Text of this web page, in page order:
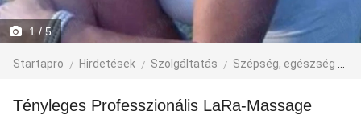
1 / 5
Startapro Hirdetések Szolgáltatás Szépség, egészség
Tényleges Professzionális LaRa-Massage